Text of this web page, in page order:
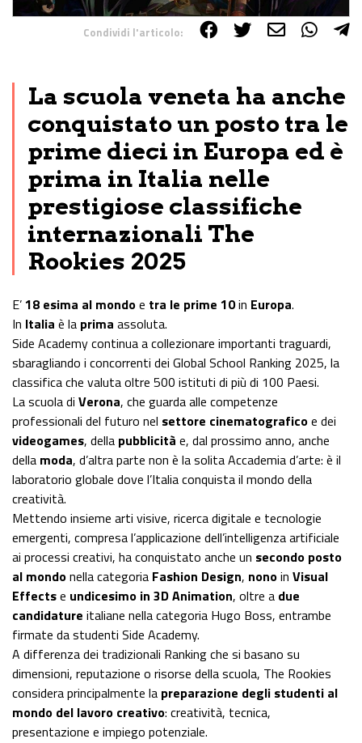
Condividi l'articolo:
La scuola veneta ha anche
conquistato un posto tra le
prime dieci in Europa ed è
prima in Italia nelle
prestigiose classifiche
internazionali The
Rookies 2025
E’18 esima al mondoe tra le prime 10in Europa.
In Italia è la prima assoluta.
Side Academy continua a collezionare importanti traguardi,
sbaragliando i concorrenti dei Global School Ranking 2025, la
classifica che valuta oltre 500 istituti di più di 100 Paesi.
La scuola di Verona, che guarda alle competenze
professionali del futuro nel settore cinematograficoe dei
videogames, della pubblicità e, dal prossimo anno, anche
della moda, d’altra parte non è la solita Accademia d’arte: è il
laboratorio globale dove l’Italia conquista il mondo della
creatività.
Mettendo insieme arti visive, ricerca digitale e tecnologie
emergenti, compresa l’applicazione dell’intelligenza artificiale
ai processi creativi, ha conquistato anche un secondo posto
al mondonella categoria Fashion Design, nonoin Visual
Effectse undicesimo in 3D Animation, oltre a due
candidature italiane nella categoria Hugo Boss, entrambe
firmate da studenti Side Academy.
A differenza dei tradizionali Ranking che si basano su
dimensioni, reputazione o risorse della scuola, The Rookies
considera principalmente la preparazione degli studenti al
mondo del lavoro creativo: creatività, tecnica,
presentazione e impiego potenziale.